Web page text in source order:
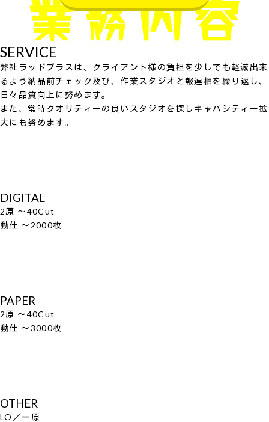
SERVICE
弊社ラッドプラスは、クライアント様の負担を少しでも軽減出来
るよう納品前チェック及び、作業スタジオと報連相を繰り返し、
日々品質向上に努めます。
また、常時クオリティーの良いスタジオを探しキャパシティー拡
大にも努めます。
DIGITAL
2原 ～40Cut
動仕 ～2000枚
PAPER
2原 ～40Cut
動仕 ～3000枚
OTHER
LO／一原